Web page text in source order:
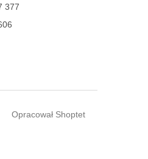
377
Opracował Shoptet